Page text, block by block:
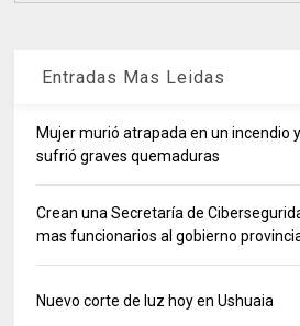
Entradas Mas Leidas
Mujer murió atrapada en un incendio
sufrió graves quemaduras
Crean una Secretaría de
mas funcionarios al gobierno
Nuevo corte de luz hoy en Ushuaia